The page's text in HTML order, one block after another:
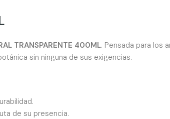
TRANSPARENTE 400ML. Pensada para los
sin ninguna de sus exigencias.
de su presencia.